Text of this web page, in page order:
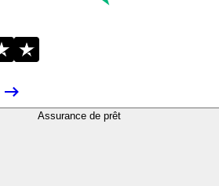
Assurance de prêt